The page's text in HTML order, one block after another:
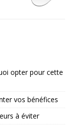
opter pour cette
vos bénéfices
à éviter